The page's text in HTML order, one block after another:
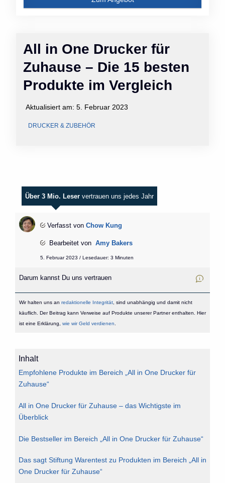
All in One Drucker für
Zuhause – Die 15 besten
Produkte im Vergleich
Aktualisiert am: 5. Februar 2023
DRUCKER & ZUBEHÖR
Über 3 Mio. Leser vertrauen uns jedes Jahr
Verfasst von Chow Kung
Bearbeitet von Amy Bakers
5. Februar 2023 / Lesedauer: 3 Minuten
Darum kannst Du uns vertrauen
Wir halten uns an redaktionelle Integrität, sind unabhängig und damit nicht
käuflich. Der Beitrag kann Verweise auf Produkte unserer Partner enthalten. Hier
ist eine Erklärung, wie wir Geld verdienen
Inhalt
Empfohlene Produkte im Bereich „All in One Drucker für
Zuhause“
All in One Drucker für Zuhause – das Wichtigste im
Überblick
Die Bestseller im Bereich „All in One Drucker für Zuhause“
Das sagt Stiftung Warentest zu Produkten im Bereich „All in
One Drucker für Zuhause“